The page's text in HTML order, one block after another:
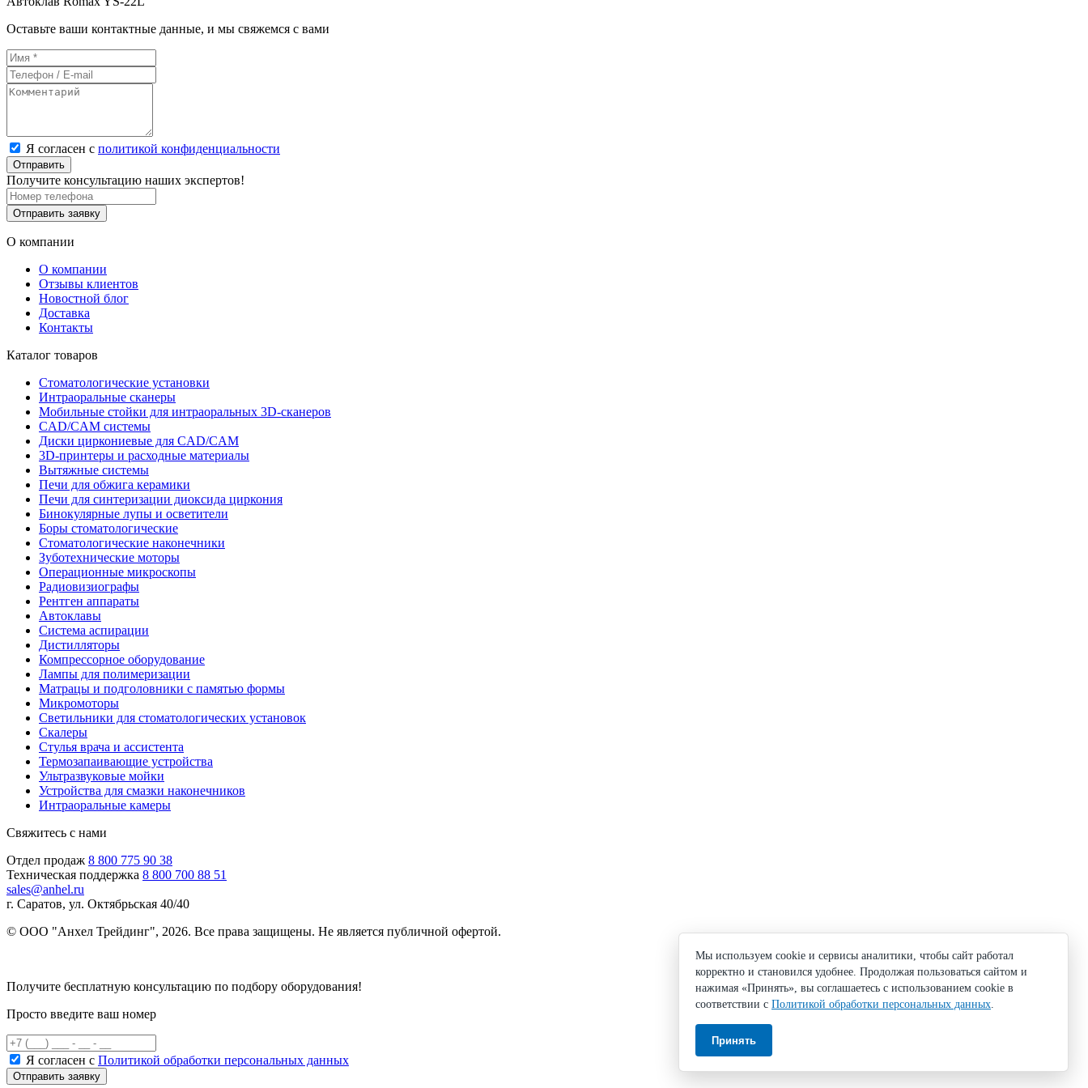
Оставьте ваши контактные данные, и мы свяжемся с вами
Я согласен с политикой конфиденциальности
Отправить
Получите консультацию наших экспертов!
Отправить заявку
О компании
О компании
Отзывы клиентов
Новостной блог
Доставка
Контакты
Каталог товаров
Стоматологические установки
Интраоральные сканеры
Мобильные стойки для интраоральных 3D-сканеров
CAD/CAM системы
Диски циркониевые для CAD/CAM
3D-принтеры и расходные материалы
Вытяжные системы
Печи для обжига керамики
Печи для синтеризации диоксида циркония
Бинокулярные лупы и осветители
Боры стоматологические
Стоматологические наконечники
Зуботехнические моторы
Операционные микроскопы
Радиовизиографы
Рентген аппараты
Автоклавы
Система аспирации
Дистилляторы
Компрессорное оборудование
Лампы для полимеризации
Матрацы и подголовники с памятью формы
Микромоторы
Светильники для стоматологических установок
Скалеры
Стулья врача и ассистента
Термозапаивающие устройства
Ультразвуковые мойки
Устройства для смазки наконечников
Интраоральные камеры
Свяжитесь с нами
Отдел продаж 8 800 775 90 38
Техническая поддержка 8 800 700 88 51
sales@anhel.ru
г. Саратов, ул. Октябрьская 40/40
© ООО "Анхел Трейдинг", 2026. Все права защищены. Не является публичной офертой.
Получите бесплатную консультацию по подбору оборудования!
Просто введите ваш номер
Я согласен с Политикой обработки персональных данных
Отправить заявку
Мы используем cookie и сервисы аналитики, чтобы сайт работал
корректно и становился удобнее. Продолжая пользоваться сайтом и
нажимая «Принять», вы соглашаетесь с использованием cookie в
соответствии с Политикой обработки персональных данных.
Принять